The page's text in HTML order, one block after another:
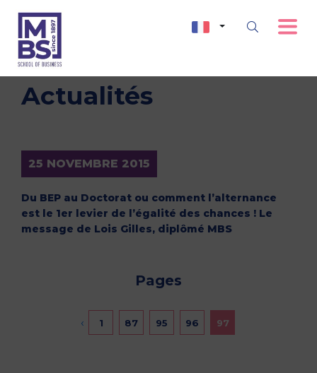
Actualités
25 NOVEMBRE 2015
Du BEP au Doctorat ou comment l’alternance
est le 1er levier de l’égalité des chances ! Le
message de Lois Gilles, diplômé MBS
Pages
‹ 1 87 95 96 97